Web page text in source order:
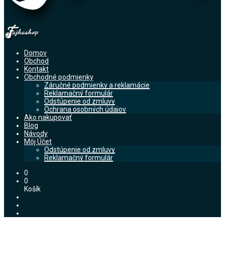
Domov
Obchod
Kontakt
Obchodné podmienky
Záručné podmienky a reklamácie
Reklamačný formulár
Odstúpenie od zmluvy
Ochrana osobných údajov
Ako nakupovať
Blog
Návody
Môj Účet
Odstúpenie od zmluvy
Reklamačný formulár
0
0
Košík